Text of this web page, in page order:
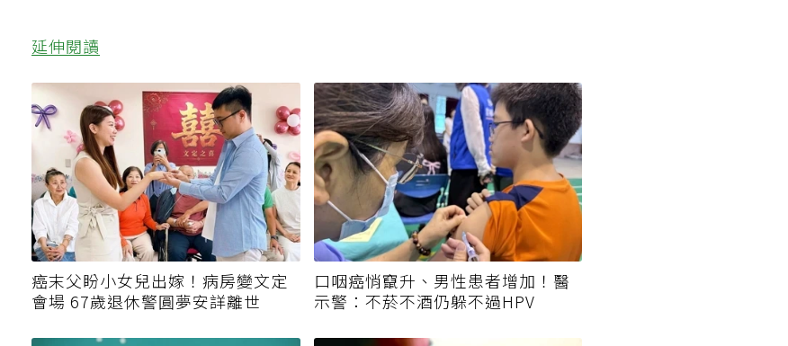
延伸閱讀
癌末父盼小女兒出嫁！病房變文定
會場 67歲退休警圓夢安詳離世
口咽癌悄竄升、男性患者增加！醫
示警：不菸不酒仍躲不過HPV